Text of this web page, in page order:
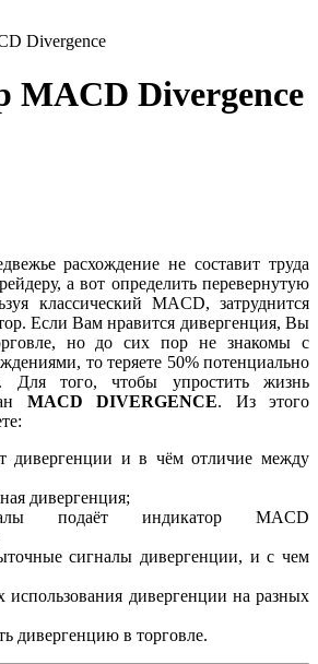
Divergence
MACD Divergence
расхождение не составит труда
а вот определить перевернутую
классический MACD, затруднится
Если Вам нравится дивергенция, Вы
но до сих пор не знакомы с
то теряете 50% потенциально
Для того, чтобы упростить жизнь
MACD DIVERGENCE. Из этого
дивергенции и в чём отличие между
дивергенция;
подаёт индикатор MACD
сигналы дивергенции, и с чем
использования дивергенции на разных
дивергенцию в торговле.